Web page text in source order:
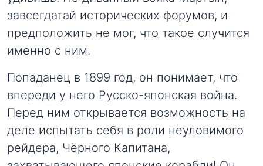
завсегдатай исторических форумов, и
предположить не мог, что такое случится
именно с ним.
Попаданец в 1899 год, он понимает, что
впереди у него Русско-японская война.
Перед ним открывается возможность на
деле испытать себя в роли неуловимого
рейдера, Чёрного Капитана,